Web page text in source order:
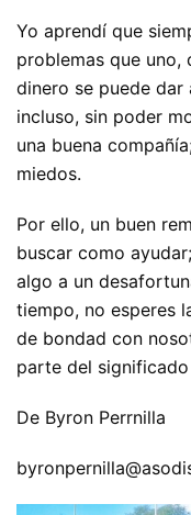
Yo aprendí que
problemas que uno,
dinero se puede dar
incluso, sin poder
una buena
miedos.
Por ello, un buen
buscar como
algo a un
tiempo, no esperes
de bondad con
parte del
De Byron Perrnilla